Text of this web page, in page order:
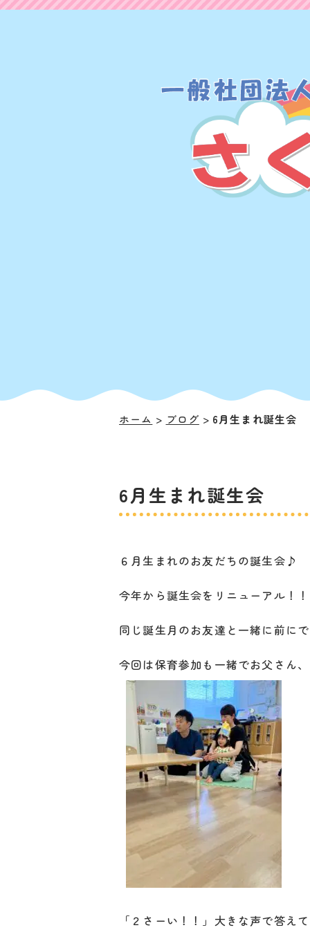
ホーム ブログ 6月生まれ誕生会
6月生まれ誕生会
６月生まれのお友だちの誕生会♪
今年から誕生会をリニューアル！！
同じ誕生月のお友達と一緒に前に
今回は保育参加も一緒でお父さん
「２さーい！！」大きな声で答え